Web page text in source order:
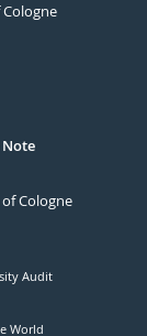
Note
Cologne
Audit
World